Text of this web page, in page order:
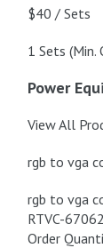
$40 / Sets
1 Sets (Min.
Power
View All
rgb to vga
rgb to vga
RTVC-
Order